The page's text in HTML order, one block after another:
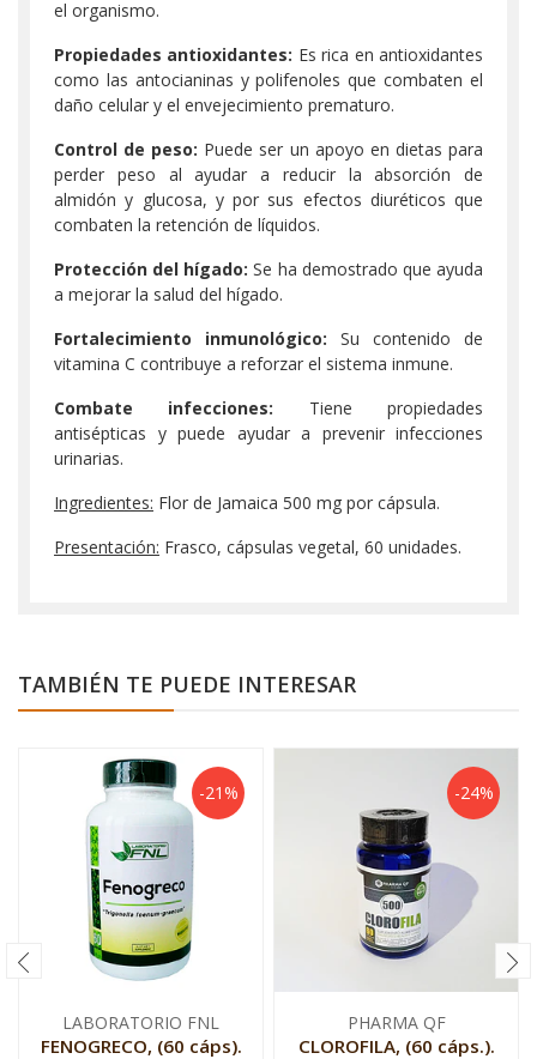
el organismo.
Propiedades antioxidantes: Es rica en antioxidantes
como las antocianinas y polifenoles que combaten el
daño celular y el envejecimiento prematuro.
Control de peso: Puede ser un apoyo en dietas para
perder peso al ayudar a reducir la absorción de
almidón y glucosa, y por sus efectos diuréticos que
combaten la retención de líquidos.
Protección del hígado:Se ha demostrado que ayuda
a mejorar la salud del hígado.
Fortalecimiento inmunológico: Su contenido de
vitamina C contribuye a reforzar el sistema inmune.
Combate infecciones: Tiene propiedades
antisépticas y puede ayudar a prevenir infecciones
urinarias.
Ingredientes: Flor de Jamaica 500 mg por cápsula.
Presentación: Frasco, cápsulas vegetal, 60 unidades.
TAMBIÉN TE PUEDE INTERESAR
-21%
LABORATORIO FNL
FENOGRECO, (60 cáps).
-24%
PHARMA QF
CLOROFILA, (60 cáps.).